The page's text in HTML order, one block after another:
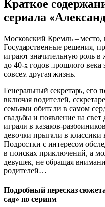
Краткое
сериала
Московский Кремль – место,
Государственные решения,
играют значительную роль
до 40-х годов прошлого века
совсем другая жизнь.
Генеральный секретарь, его
включая водителей,
семьями обитали в самом
свадьбы и появление на
играли в казаков-
девочки прыгали в классики
Подростки с интересом
в поисках приключений, а
девушек, не обращая
родителей…
Подробный пересказ
сад» по сериям